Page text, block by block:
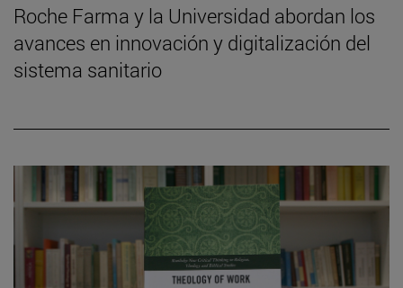
Roche Farma y la Universidad abordan los
avances en innovación y digitalización del
sistema sanitario